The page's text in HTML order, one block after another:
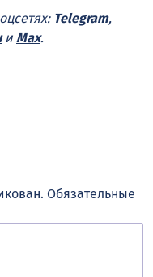
Telegram,
и Max.
Обязательные